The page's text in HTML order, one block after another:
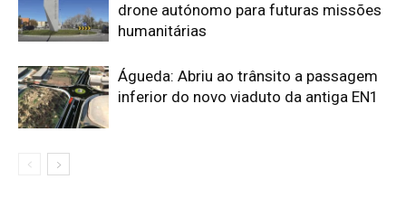
drone autónomo para futuras missões
humanitárias
Águeda: Abriu ao trânsito a passagem
inferior do novo viaduto da antiga EN1